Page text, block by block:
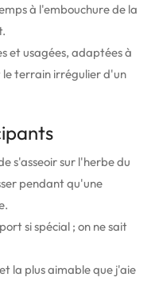
à l'embouchure de la
et usagées, adaptées à
le terrain irrégulier d'un
s'asseoir sur l'herbe du
pendant qu'une
si spécial ; on ne sait
la plus aimable que j'aie